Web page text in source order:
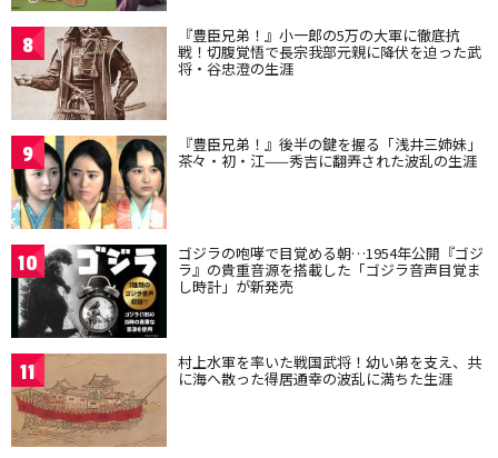
8 『豊臣兄弟！』小一郎の5万の大軍に徹底抗
戦！切腹覚悟で長宗我部元親に降伏を迫った武
将・谷忠澄の生涯
9 『豊臣兄弟！』後半の鍵を握る「浅井三姉妹」
茶々・初・江——秀吉に翻弄された波乱の生涯
10 ゴジラの咆哮で目覚める朝…1954年公開『ゴジ
ラ』の貴重音源を搭載した「ゴジラ音声目覚ま
し時計」が新発売
11 村上水軍を率いた戦国武将！幼い弟を支え、共
に海へ散った得居通幸の波乱に満ちた生涯